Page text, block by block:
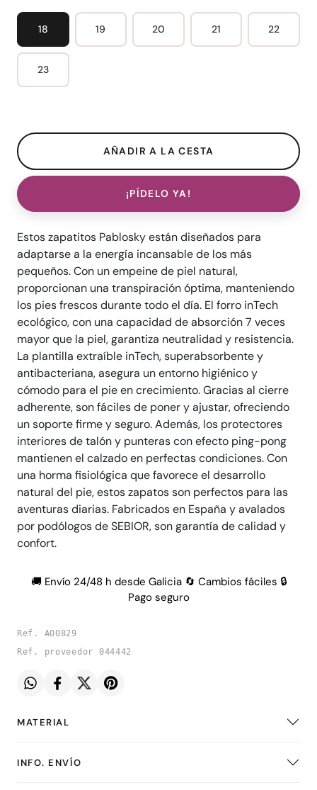
18 19 20 21 22
23
¡PÍDELO YA!
Estos zapatitos Pablosky están diseñados para
adaptarse a la energía incansable de los más
pequeños. Con un empeine de piel natural,
proporcionan una transpiración óptima, manteniendo
los pies frescos durante todo el día. El forro inTech
ecológico, con una capacidad de absorción 7 veces
mayor que la piel, garantiza neutralidad y resistencia.
La plantilla extraíble inTech, superabsorbente y
antibacteriana, asegura un entorno higiénico y
cómodo para el pie en crecimiento. Gracias al cierre
adherente, son fáciles de poner y ajustar, ofreciendo
un soporte firme y seguro. Además, los protectores
interiores de talón y punteras con efecto ping-pong
mantienen el calzado en perfectas condiciones. Con
una horma fisiológica que favorece el desarrollo
natural del pie, estos zapatos son perfectos para las
aventuras diarias. Fabricados en España y avalados
por podólogos de SEBIOR, son garantía de calidad y
confort.
🚚 Envío 24/48 h desde Galicia 🔄 Cambios fáciles 🔒
Pago seguro
Ref. A00829
Ref. proveedor 044442
MATERIAL
INFO. ENVÍO